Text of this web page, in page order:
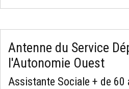
Antenne du Service
l'Autonomie Ouest
Assistante Sociale + de 60